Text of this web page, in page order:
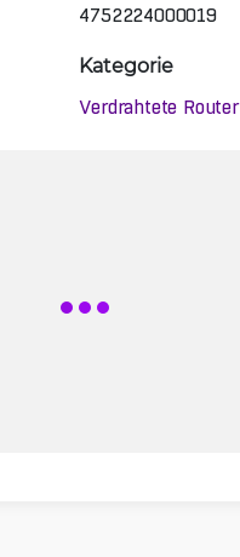
4752224000019
Kategorie
Verdrahtete Router